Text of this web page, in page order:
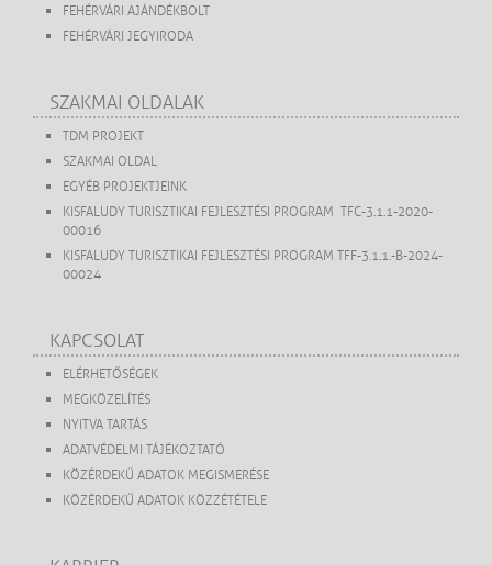
FEHÉRVÁRI AJÁNDÉKBOLT
FEHÉRVÁRI JEGYIRODA
SZAKMAI OLDALAK
TDM PROJEKT
SZAKMAI OLDAL
EGYÉB PROJEKTJEINK
KISFALUDY TURISZTIKAI FEJLESZTÉSI PROGRAM TFC-3.1.1-2020-
00016
KISFALUDY TURISZTIKAI FEJLESZTÉSI PROGRAM TFF-3.1.1.-B-2024-
00024
KAPCSOLAT
ELÉRHETŐSÉGEK
MEGKÖZELÍTÉS
NYITVA TARTÁS
ADATVÉDELMI TÁJÉKOZTATÓ
KÖZÉRDEKŰ ADATOK MEGISMERÉSE
KÖZÉRDEKŰ ADATOK KÖZZÉTÉTELE